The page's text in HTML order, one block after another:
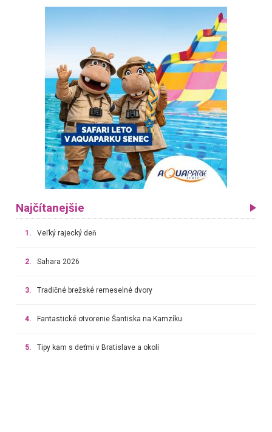
Najčítanejšie
1. Veľký rajecký deň
2. Sahara 2026
3. Tradičné brežské remeselné dvory
4. Fantastické otvorenie Šantiska na Kamzíku
5. Tipy kam s deťmi v Bratislave a okolí